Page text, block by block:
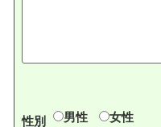
性別 男性 女性